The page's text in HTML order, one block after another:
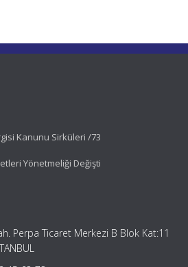
Kanunu Sirküleri /73
Yönetmeliği Değişti
Perpa Ticaret Merkezi B Blok Kat:11